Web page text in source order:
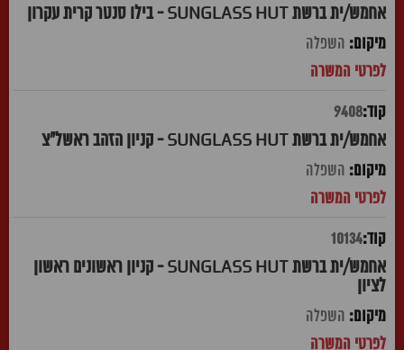
אחמש/ית ברשת SUNGLASS HUT - בילו סנטר קרית עקרון
השפלה
9408
אחמש/ית ברשת SUNGLASS HUT - קניון הזהב ראשל"צ
השפלה
10134
אחמש/ית ברשת SUNGLASS HUT - קניון ראשונים ראשון
לציון
השפלה